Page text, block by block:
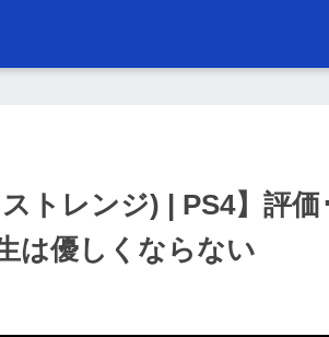
トレンジ) | PS4】評価
は優しくならない